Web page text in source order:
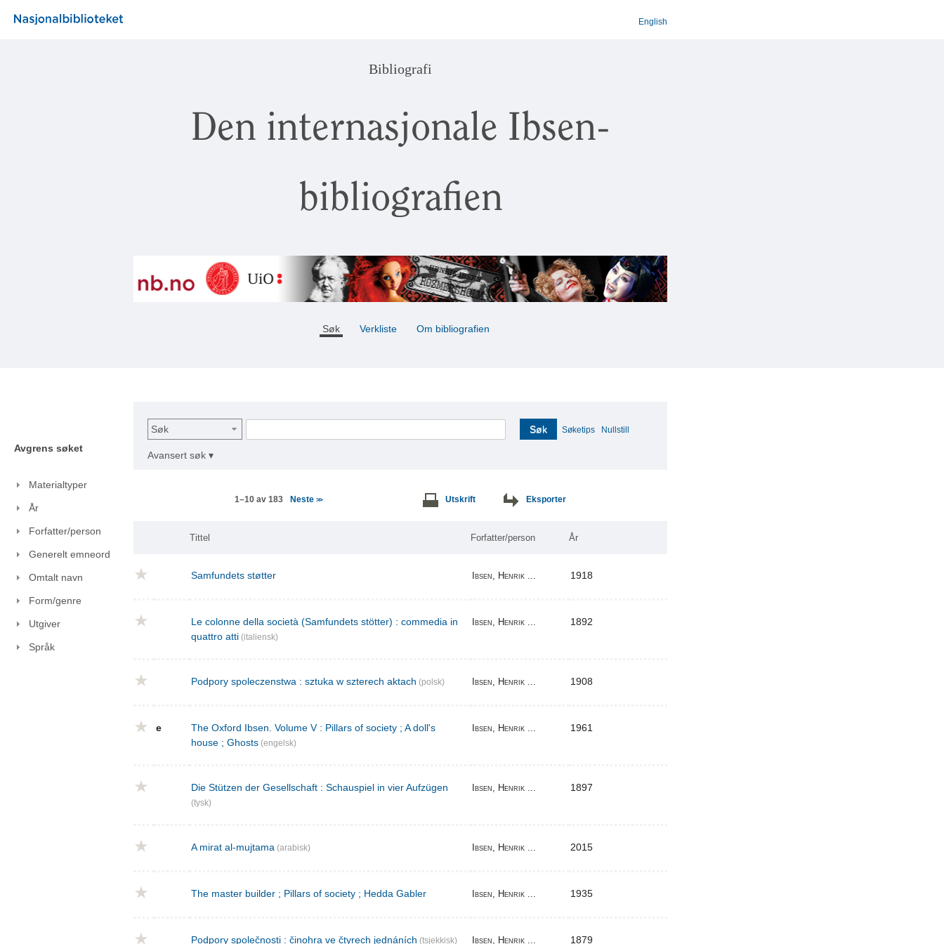
English
Bibliografi
Den internasjonale Ibsen-
bibliografien
Søk Verkliste Om bibliografien
Avgrens søket
Materialtyper
År
Forfatter/person
Generelt emneord
Omtalt navn
Form/genre
Utgiver
Språk
Søk Søk Søketips Nullstill
Avansert søk ▾
1–10 av 183 Neste >> Utskrift Eksporter
Tittel Forfatter/person År
Samfundets støtter Ibsen, Henrik ... 1918
Le colonne della società (Samfundets stötter) : commedia in
quattro atti (italiensk)
Ibsen, Henrik ... 1892
Podpory spoleczenstwa : sztuka w szterech aktach (polsk) Ibsen, Henrik ... 1908
e
The Oxford Ibsen. Volume V : Pillars of society ; A doll's
house ; Ghosts (engelsk)
Ibsen, Henrik ... 1961
Die Stützen der Gesellschaft : Schauspiel in vier Aufzügen
(tysk)
Ibsen, Henrik ... 1897
A mirat al-mujtama (arabisk) Ibsen, Henrik ... 2015
The master builder ; Pillars of society ; Hedda Gabler Ibsen, Henrik ... 1935
Podpory společnosti : činohra ve čtyrech jednáních (tsjekkisk) Ibsen, Henrik ... 1879